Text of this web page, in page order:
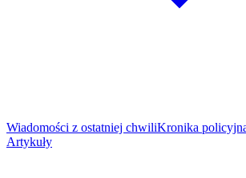
Wiadomości z ostatniej chwiliKronika
Artykuły